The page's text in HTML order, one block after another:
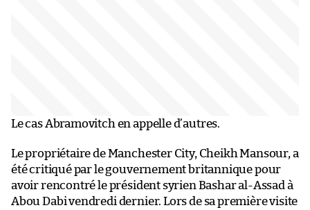
Le cas Abramovitch en appelle d’autres.
Le propriétaire de Manchester City, Cheikh Mansour, a
été critiqué par le gouvernement britannique pour
avoir rencontré le président syrien Bashar al-Assad à
Abou Dabi vendredi dernier. Lors de sa première visite